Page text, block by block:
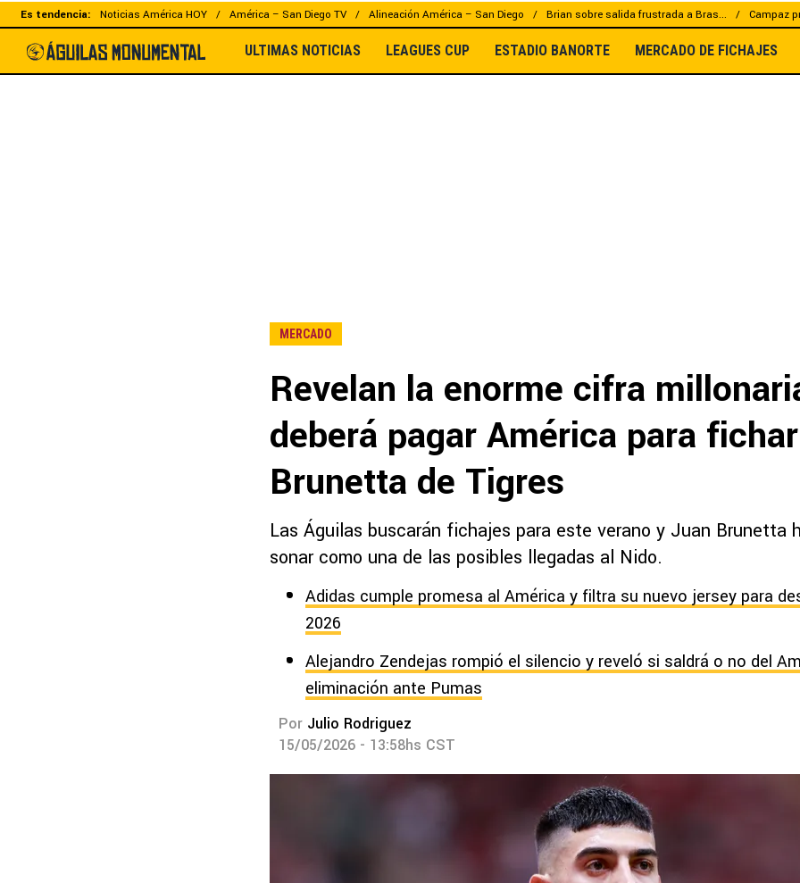
Es tendencia: Noticias América HOY América – San Diego TV Alineación América – San Diego Brian sobre salida frustrada a Bras... Campaz
ULTIMAS NOTICIAS LEAGUES CUP ESTADIO BANORTE MERCADO DE FICHAJES
MERCADO
Revelan la enorme cifra
deberá pagar América para
Brunetta de Tigres
Las Águilas buscarán fichajes para este verano y Juan Brunetta
sonar como una de las posibles llegadas al Nido.
Adidas cumple promesa al América y filtra su nuevo jersey para
2026
Alejandro Zendejas rompió el silencio y reveló si saldrá o no del
eliminación ante Pumas
Por Julio Rodriguez
15/05/2026 - 13:58hs CST